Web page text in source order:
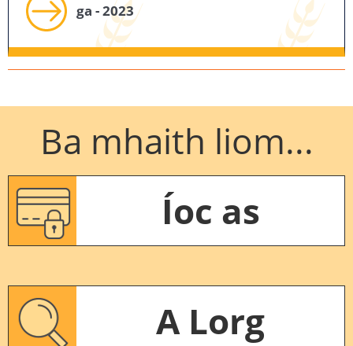
ga - 2023
Ba mhaith liom...
Íoc as
A Lorg